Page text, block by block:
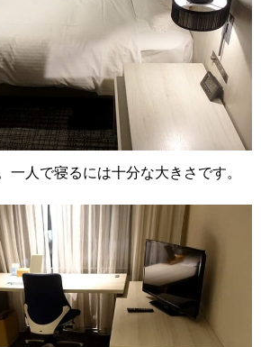
一人で寝るには十分な大きさです。